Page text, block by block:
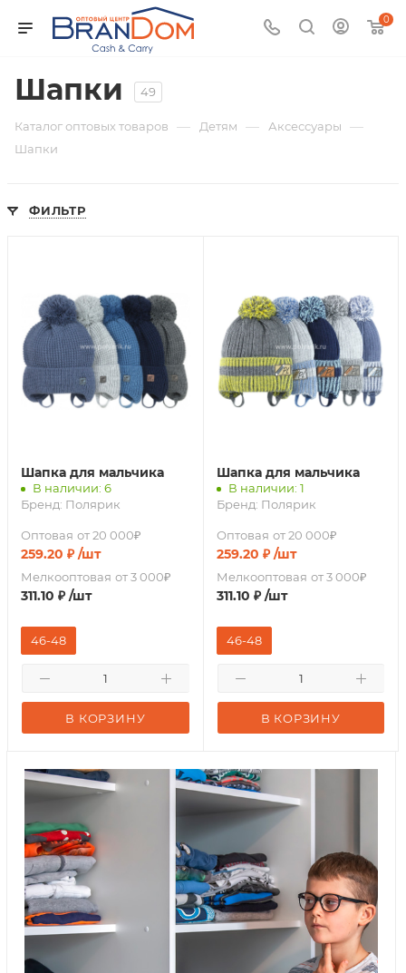
0
Шапки 49
Каталог оптовых товаров — Детям — Аксессуары —
Шапки
ФИЛЬТР
Шапка для мальчика
В наличии: 6
Бренд: Полярик
Оптовая от 20 000₽
259.20 ₽ /шт
Мелкооптовая от 3 000₽
311.10 ₽ /шт
В КОРЗИНУ
46-48
Шапка для мальчика
В наличии: 1
Бренд: Полярик
Оптовая от 20 000₽
259.20 ₽ /шт
Мелкооптовая от 3 000₽
311.10 ₽ /шт
В КОРЗИНУ
46-48